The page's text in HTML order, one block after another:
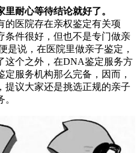
耐心等待结论就好了。
的医院存在亲权鉴定有关项
条件很好，但也不是专门做亲
是说，在医院里做亲子鉴定，
这个之外，在DNA鉴定服务方
服务机构那么完备，因而，
提议大家还是挑选正规的亲子